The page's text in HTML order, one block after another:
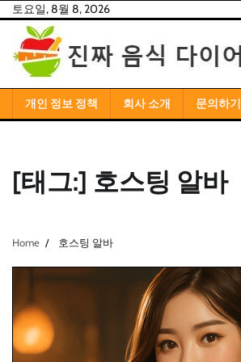
Skip
content
토요일, 8월 8, 2026
개인 정보 정책 회사 소개 문의하기
[태그:] 호스팅 알바
Home 호스팅 알바